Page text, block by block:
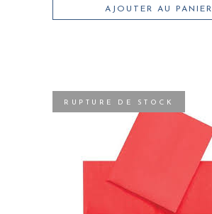
AJOUTER AU PANIER
RUPTURE DE STOCK